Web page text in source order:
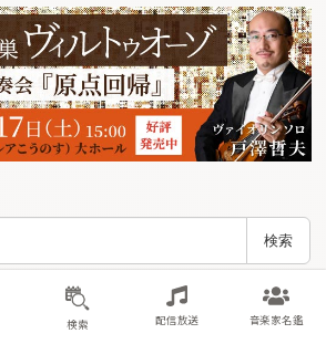
検索
新着記事
検索 配信放送 音楽家名鑑